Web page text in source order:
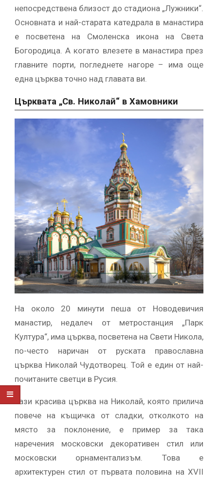
непосредствена близост до стадиона „Лужники“.
Основната и най-старата катедрала в манастира
е посветена на Смоленска икона на Света
Богородица. А когато влезете в манастира през
главните порти, погледнете нагоре – има още
една църква точно над главата ви.
Църквата „Св. Николай“ в Хамовники
На около 20 минути пеша от Новодевичия
манастир, недалеч от метростанция „Парк
Култура“, има църква, посветена на Свети Никола,
по-често наричан от руската православна
църква Николай Чудотворец. Той е един от най-
почитаните светци в Русия.
Тази красива църква на Николай, която прилича
повече на къщичка от сладки, отколкото на
място за поклонение, е пример за така
наречения московски декоративен стил или
московски орнаментализъм. Това е
архитектурен стил от първата половина на XVII